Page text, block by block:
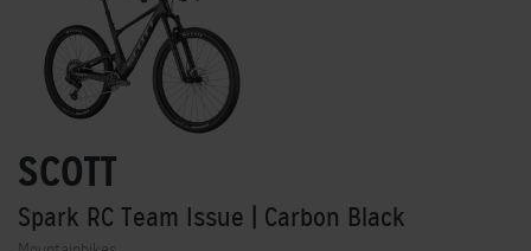
SCOTT
Spark RC Team Issue | Carbon Black